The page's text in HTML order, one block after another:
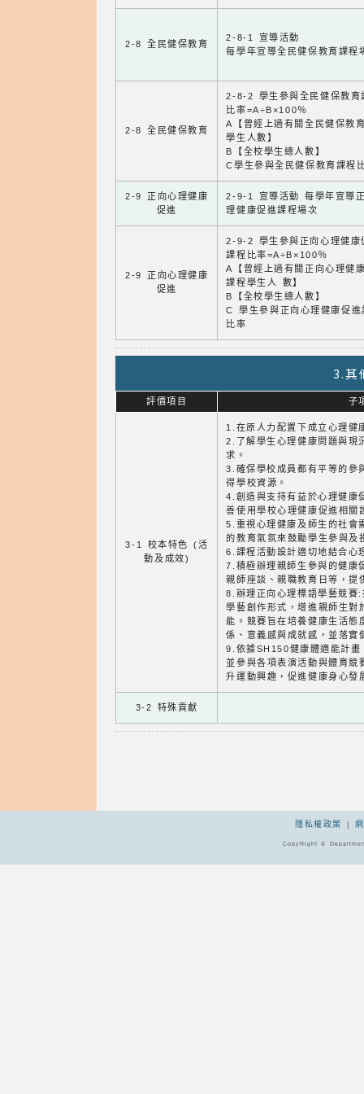
2-8 全民健保教育
2-8-1 宣導活動
每學年宣導全民健保教育課程
2-8 全民健保教育
2-8-2 學生參與全民健保教育
比率=A÷B×100％
A【曾經上過有關全民健保教
學生人數】
B【全校學生總人數】
C學生參與全民健保教育課程
2-9 正向心理健康
促進
2-9-1 宣導活動 每學年宣導
理健康促進課程場次
2-9 正向心理健康
促進
2-9-2 學生參與正向心理健康
課程比率=A÷B×100％
A【曾經上過有關正向心理健
課程學生人 數】
B【全校學生總人數】
C 學生參與正向心理健康促進
比率
3.其
評價項目 子
3-1 校本特色 (活
動及成效)
1.在原人力配置下成立心理健
2.了解學生心理健康問題與現
求。
3.確保學校成員都有平等的參
得學校資源。
4.創造與支持有益於心理健康
善使用學校心理健康促進相關
5.重視心理健康及師生的社會
的教育氣氛來鼓勵學生參與及
6.課程活動設計適切地結合心
7.積極辦理親師生參與的健康
親師座談、親職教育日等，提
8.辦理正向心理標語學藝競賽
學藝創作形式，增進親師生對
能。競賽旨在培養健康生活態
係、意義感與成就感，並落實
9.依據SH150健康體適能計畫
並參與各項表演活動與體育競
升運動興趣，促進健康身心發
3-2 特殊貢獻
隱私權政策 |
CopyRight ©